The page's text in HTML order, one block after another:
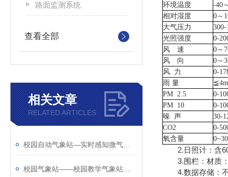
路面监测系统
查看全部
相关文章
RELATED ARTICLES
环境温度
-40
相对湿度
0～
大气压力
300-
光照强度
0-
风 速
0～
风 向
0～
风 力
0-
雨 量
PM 2.5
0-
PM 10
0-
噪 声
30-
CO2
0-
氧含量
2.日照计：含
3.围栏：材质：
4.数据存储：不